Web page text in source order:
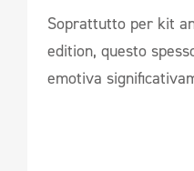
Soprattutto per kit
edition, questo
emotiva